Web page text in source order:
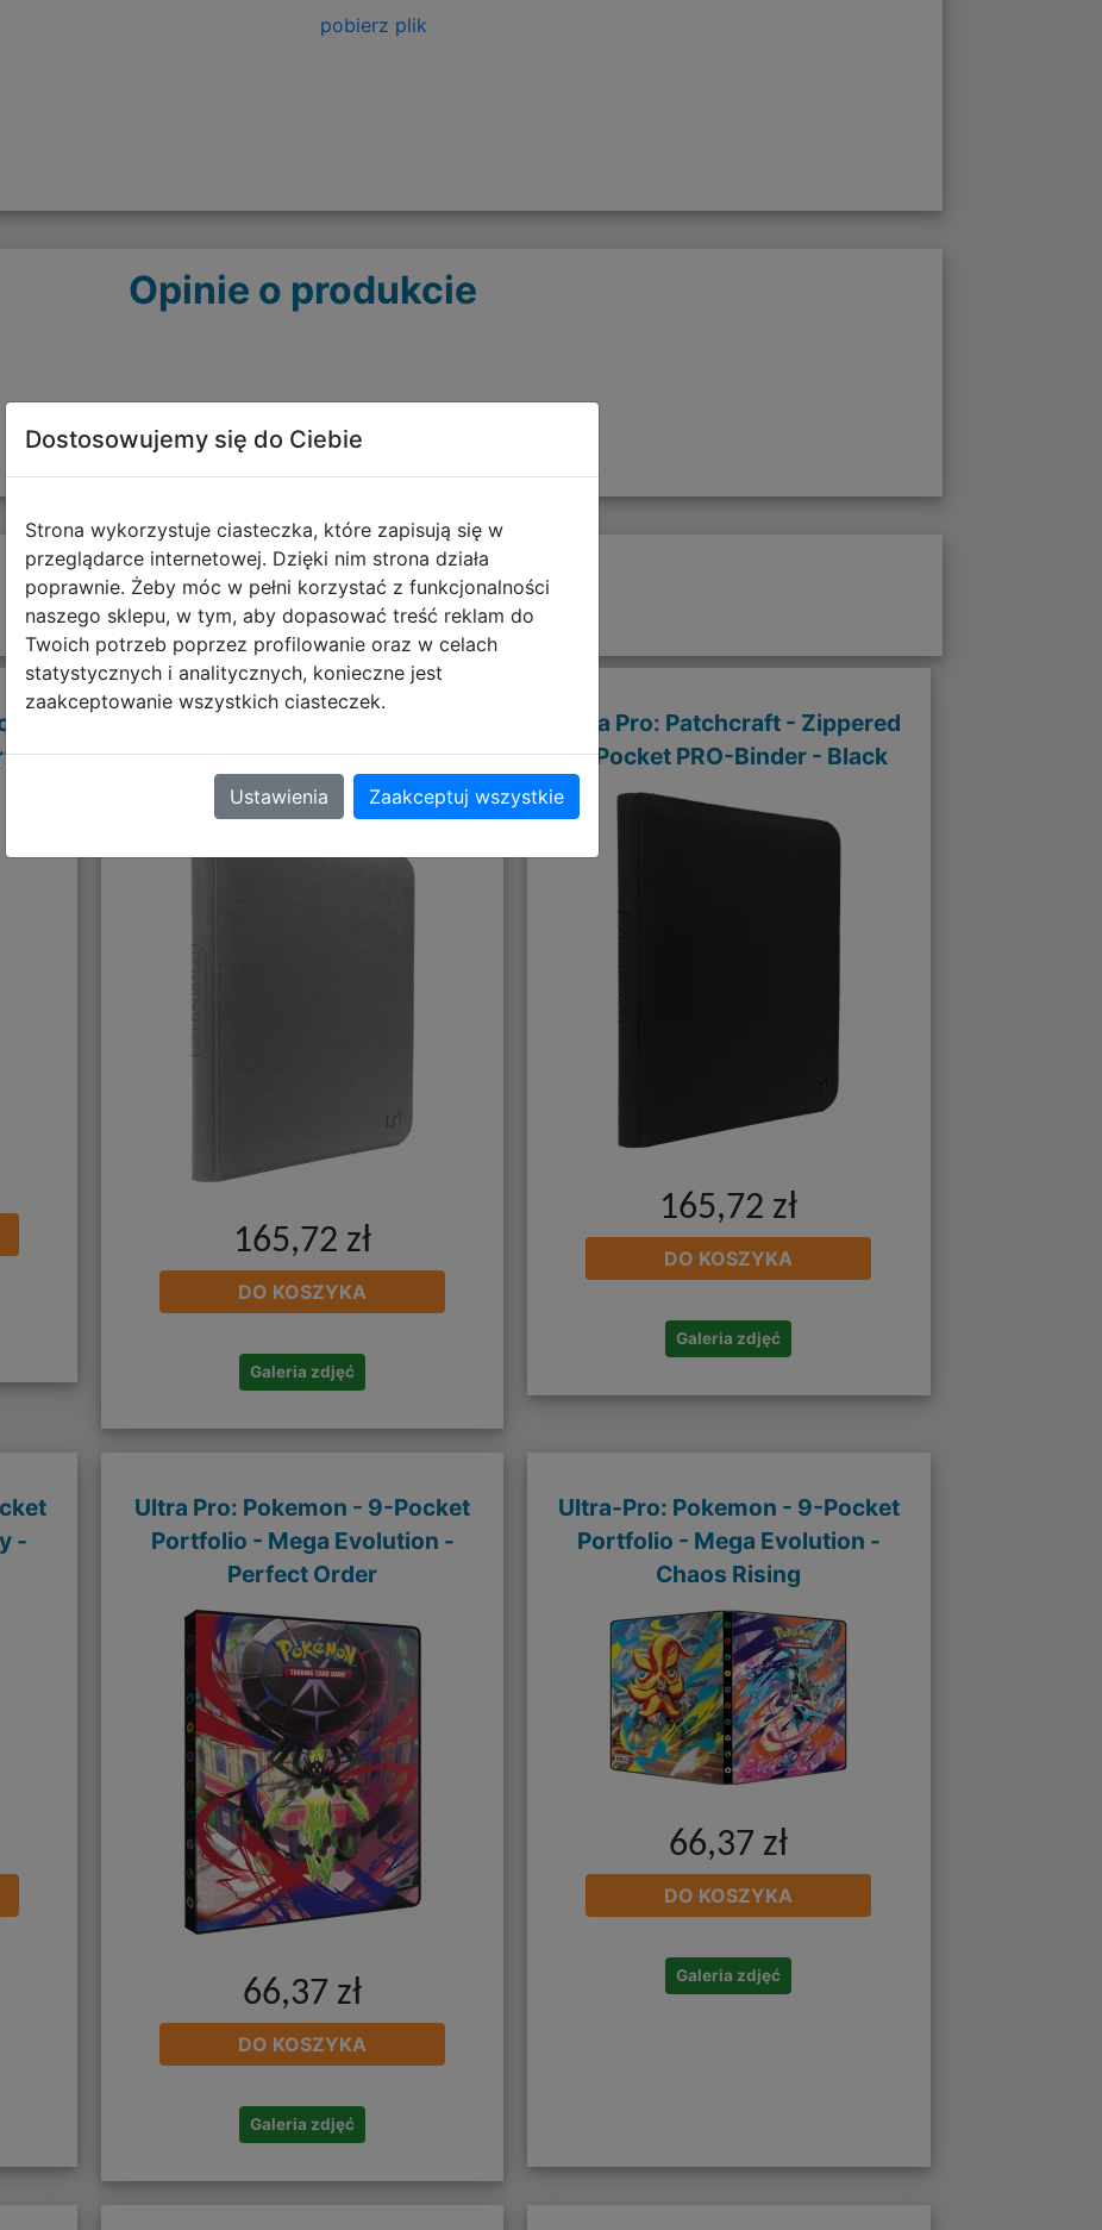
pobierz plik
Opinie o produkcie
Polecane
-
Ultra Pro: Patchcraft - Zippered
9-Pocket PRO-Binder - Album na
Karty - Gray
165,72 zł
DO KOSZYKA
Galeria zdjęć
Ultra Pro: Patchcraft - Zippered
9-Pocket PRO-Binder - Black
165,72 zł
DO KOSZYKA
Galeria zdjęć
-
Ultra Pro: Pokemon - 9-Pocket
Portfolio - Mega Evolution -
Perfect Order
66,37 zł
DO KOSZYKA
Galeria zdjęć
Ultra-Pro: Pokemon - 9-Pocket
Portfolio - Mega Evolution -
Chaos Rising
66,37 zł
DO KOSZYKA
Galeria zdjęć
Dostosowujemy się do Ciebie
Strona wykorzystuje ciasteczka, które zapisują się w
przeglądarce internetowej. Dzięki nim strona działa
poprawnie. Żeby móc w pełni korzystać z funkcjonalności
naszego sklepu, w tym, aby dopasować treść reklam do
Twoich potrzeb poprzez profilowanie oraz w celach
statystycznych i analitycznych, konieczne jest
zaakceptowanie wszystkich ciasteczek.
Ustawienia Zaakceptuj wszystkie